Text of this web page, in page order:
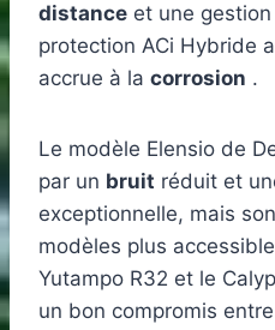
distance et une
protection ACi Hybride
accrue à la corrosion .
Le modèle Elensio de
par un bruit réduit et
exceptionnelle, mais
modèles plus
Yutampo R32 et le
un bon compromis entre